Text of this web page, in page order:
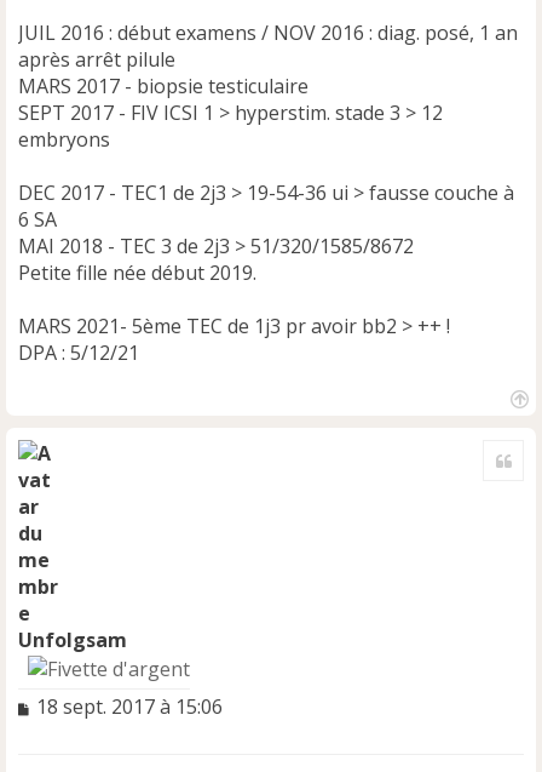
JUIL 2016 : début examens / NOV 2016 : diag. posé, 1 an
après arrêt pilule
MARS 2017 - biopsie testiculaire
SEPT 2017 - FIV ICSI 1 > hyperstim. stade 3 > 12
embryons
DEC 2017 - TEC1 de 2j3 > 19-54-36 ui > fausse couche à
6 SA
MAI 2018 - TEC 3 de 2j3 > 51/320/1585/8672
Petite fille née début 2019.
MARS 2021- 5ème TEC de 1j3 pr avoir bb2 > ++ !
DPA : 5/12/21
Unfolgsam
M
18 sept. 2017 à 15:06